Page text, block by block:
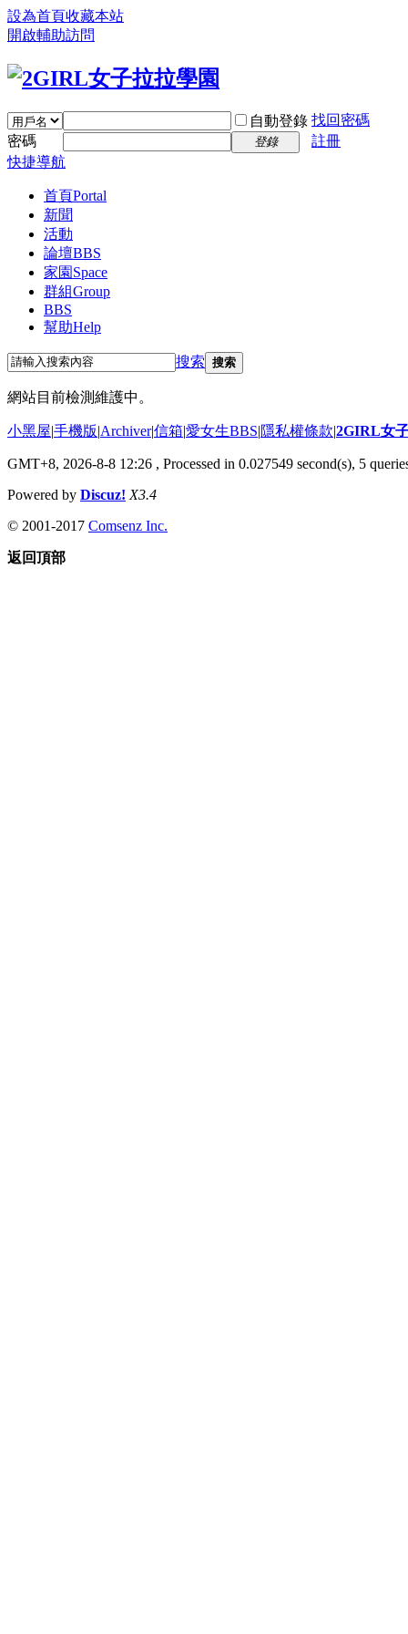
設為首頁收藏本站
開啟輔助訪問
自動登錄 找回密碼
密碼
登錄
註冊
快捷導航
首頁Portal
新聞
活動
論壇BBS
家園 Space
群組Group
BBS
幫助Help
搜索 搜索
網站目前檢測維護中。
小黑屋|手機版|Archiver|信箱|愛女生BBS|隱私權條款|2GIRL女
GMT+8, 2026-8-8 12:26 , Processed in 0.027549 second(s), 5
Powered by Discuz! X3.4
© 2001-2017 Comsenz Inc.
返回頂部